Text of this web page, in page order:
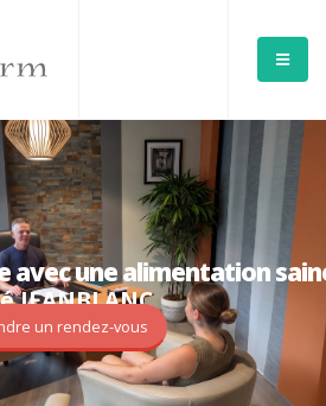
avec une alimentation
éJEANBLANC
dre un rendez-vous